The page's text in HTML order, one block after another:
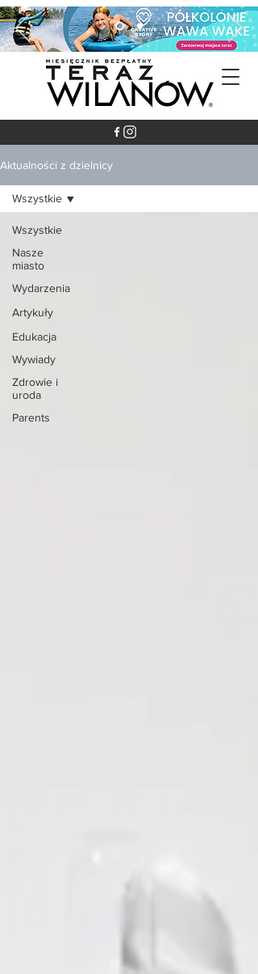
Aktualności z dzielnicy
Wszystkie
Nasze
miasto
Wydarzenia
Artykuły
Edukacja
Wywiady
Zdrowie i
uroda
Parents
Wszystkie